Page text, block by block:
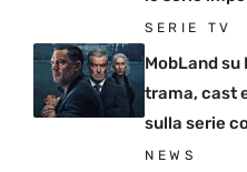
SERIE TV
MobLand
trama, cast
sulla serie
NEWS